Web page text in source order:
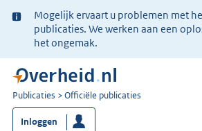
Ter
informatie:
Mogelijk ervaart u problemen met
publicaties. We werken aan een
het ongemak.
U
bent
nu
Publicaties Officiële publicaties
Inloggen